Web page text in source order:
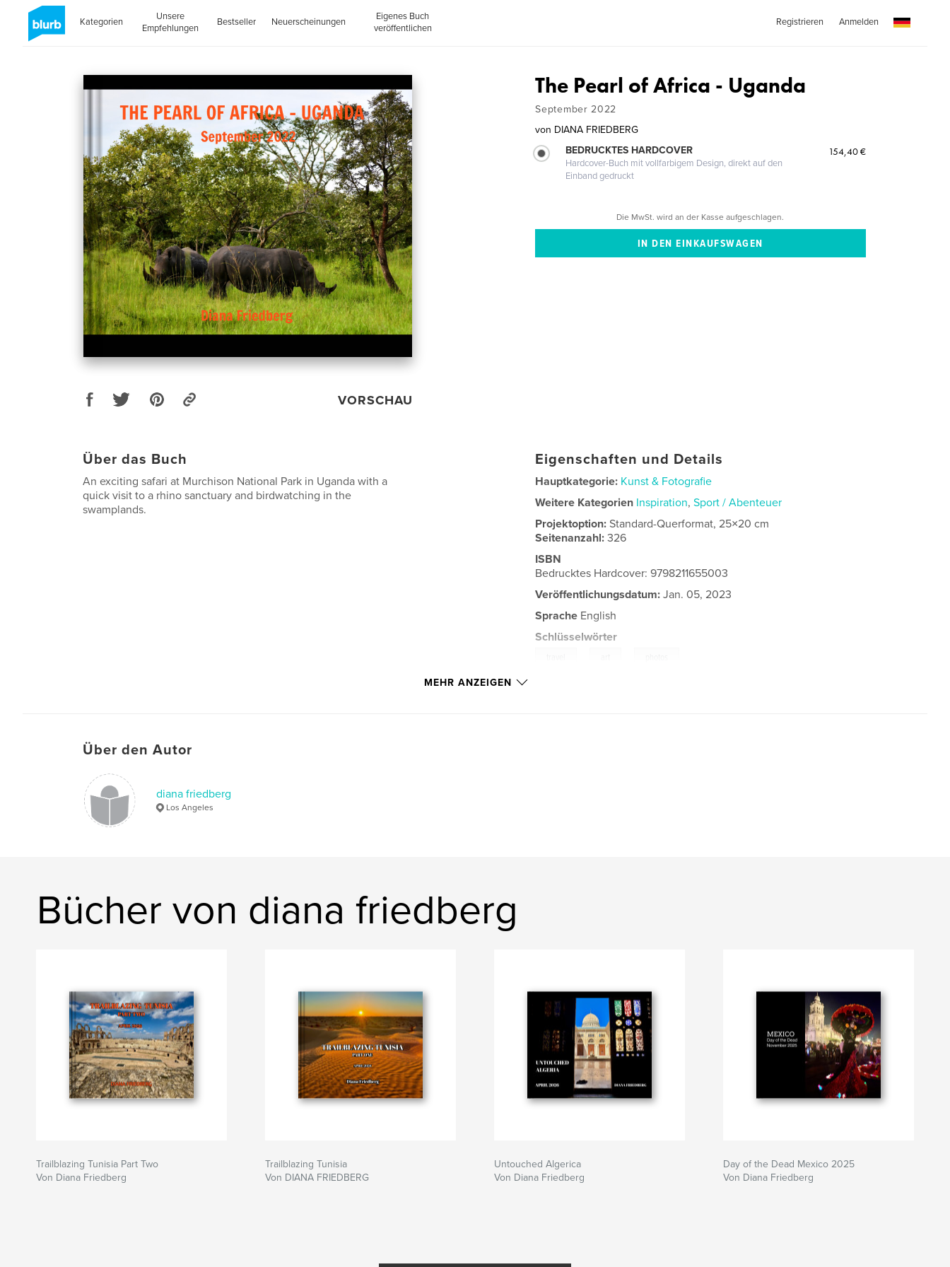
Kategorien
Unsere
Empfehlungen
Bestseller Neuerscheinungen
Eigenes Buch
veröffentlichen
Registrieren Anmelden
VORSCHAU
The Pearl of Africa - Uganda
September 2022
von DIANA FRIEDBERG
BEDRUCKTES HARDCOVER
Hardcover-Buch mit vollfarbigem Design, direkt auf den
Einband gedruckt
154,40 €
Die MwSt. wird an der Kasse aufgeschlagen.
Über das Buch
An exciting safari at Murchison National Park in Uganda with a
quick visit to a rhino sanctuary and birdwatching in the
swamplands.
Eigenschaften und Details
Hauptkategorie: Kunst & Fotografie
Weitere Kategorien Inspiration,Sport / Abenteuer
Projektoption:Standard-Querformat, 25×20 cm
Seitenanzahl:326
ISBN
Bedrucktes Hardcover: 9798211655003
Veröffentlichungsdatum: Jan. 05, 2023
Sprache English
Schlüsselwörter
MEHR ANZEIGEN
Über den Autor
diana friedberg
Los Angeles
Bücher von diana friedberg
Trailblazing Tunisia Part Two
Von Diana Friedberg
Trailblazing Tunisia
Von DIANA FRIEDBERG
Untouched Algerica
Von Diana Friedberg
Day of the Dead Mexico 2025
Von Diana Friedberg